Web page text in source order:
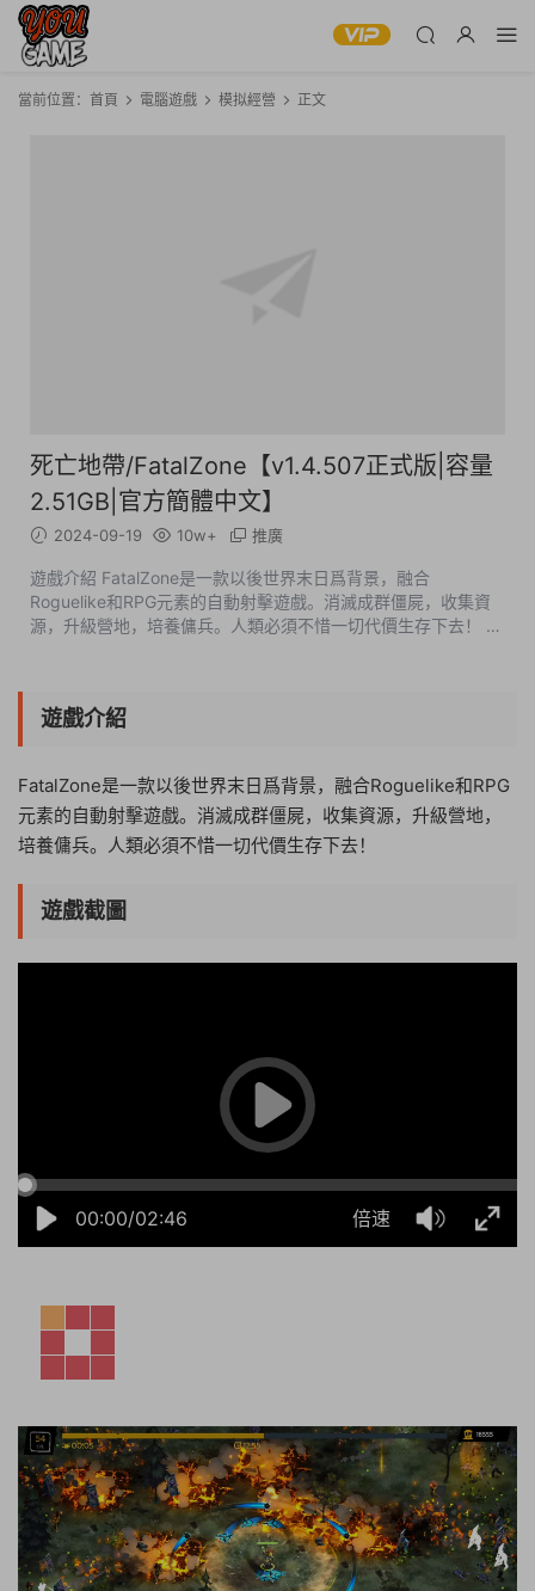
當前位置： 首頁 電腦遊戲 模拟經營 正文
死亡地帶/FatalZone【v1.4.507正式版|容量
2.51GB|官方簡體中文】
2024-09-19 10w+ 推廣
遊戲介紹 FatalZone是一款以後世界末日爲背景，融合
Roguelike和RPG元素的自動射擊遊戲。消滅成群僵屍，收集資
源，升級營地，培養傭兵。人類必須不惜一切代價生存下去！ 遊
遊戲介紹
FatalZone是一款以後世界末日爲背景，融合Roguelike和RPG
元素的自動射擊遊戲。消滅成群僵屍，收集資源，升級營地，
培養傭兵。人類必須不惜一切代價生存下去！
遊戲截圖
00:00/02:46 倍速